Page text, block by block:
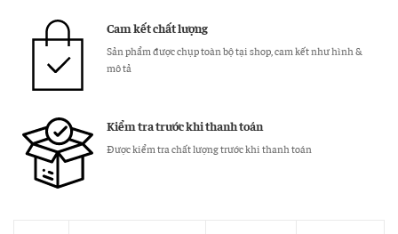
Cam kết chất lượng
Sản phẩm được chụp toàn bộ tại shop, cam kết như hình &
mô tả
Kiểm tra trước khi thanh toán
Được kiểm tra chất lượng trước khi thanh toán